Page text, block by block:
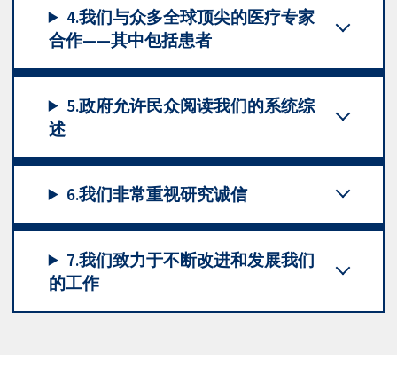
4.我们与众多全球顶尖的医疗专家
合作——其中包括患者
5.政府允许民众阅读我们的系统综
述
6.我们非常重视研究诚信
7.我们致力于不断改进和发展我们
的工作